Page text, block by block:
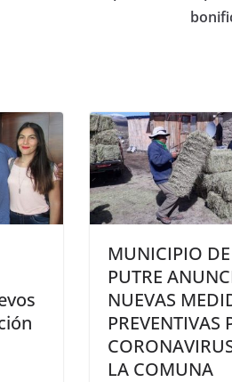
MUNICIPIO DE
PUTRE
NUEVAS
PREVENTIVAS
LA COMUNA